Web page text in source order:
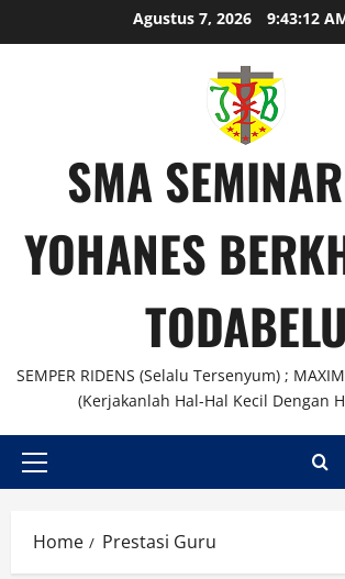
to
Agustus 7, 2026 9:43:12
SMA
YOHANES
TODABELU
SEMPER RIDENS (Selalu Tersenyum) ;
(Kerjakanlah Hal-Hal Kecil Dengan
Primary
Home Prestasi Guru